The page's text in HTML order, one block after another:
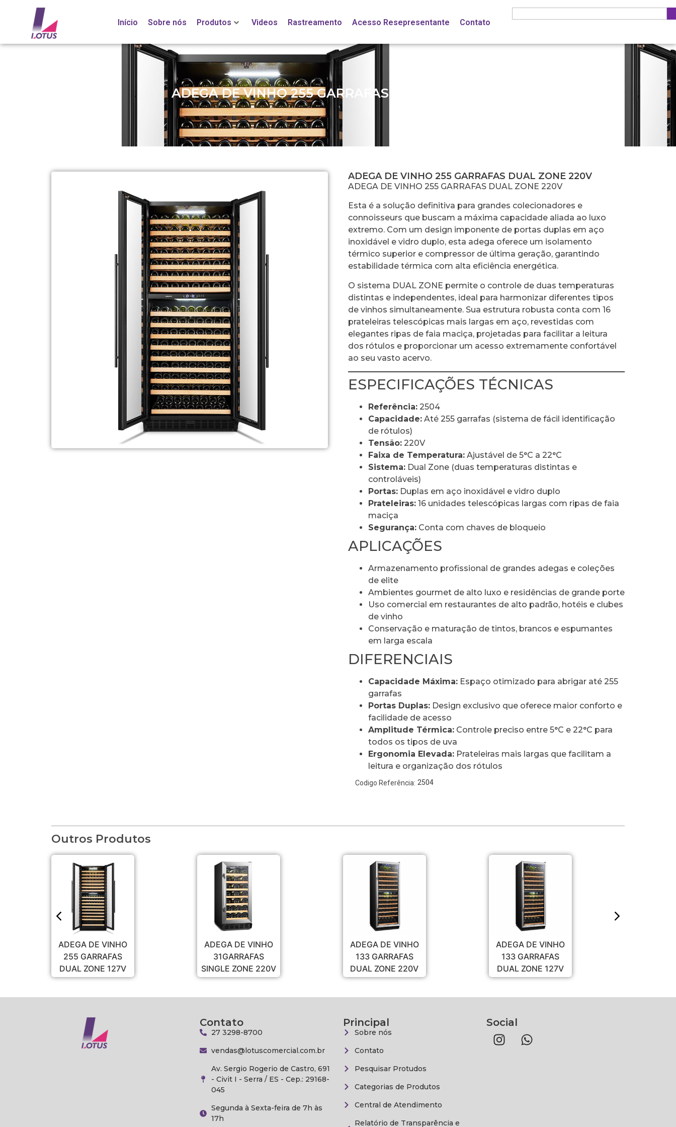
Início Sobre nós Produtos Videos Rastreamento Acesso Resepresentante Contato
ADEGA DE VINHO 255 GARRAFAS DUAL ZONE 220V
ADEGA DE VINHO 255 GARRAFAS DUAL ZONE 220V
ADEGA DE VINHO 255 GARRAFAS DUAL ZONE 220V
Esta é a solução definitiva para grandes colecionadores e
connoisseurs que buscam a máxima capacidade aliada ao luxo
extremo. Com um design imponente de portas duplas em aço
inoxidável e vidro duplo, esta adega oferece um isolamento
térmico superior e compressor de última geração, garantindo
estabilidade térmica com alta eficiência energética.
O sistema DUAL ZONE permite o controle de duas temperaturas
distintas e independentes, ideal para harmonizar diferentes tipos
de vinhos simultaneamente. Sua estrutura robusta conta com 16
prateleiras telescópicas mais largas em aço, revestidas com
elegantes ripas de faia maciça, projetadas para facilitar a leitura
dos rótulos e proporcionar um acesso extremamente confortável
ao seu vasto acervo.
ESPECIFICAÇÕES TÉCNICAS
Referência: 2504
Capacidade: Até 255 garrafas (sistema de fácil identificação
de rótulos)
Tensão: 220V
Faixa de Temperatura: Ajustável de 5°C a 22°C
Sistema: Dual Zone (duas temperaturas distintas e
controláveis)
Portas: Duplas em aço inoxidável e vidro duplo
Prateleiras: 16 unidades telescópicas largas com ripas de faia
maciça
Segurança: Conta com chaves de bloqueio
APLICAÇÕES
Armazenamento profissional de grandes adegas e coleções
de elite
Ambientes gourmet de alto luxo e residências de grande porte
Uso comercial em restaurantes de alto padrão, hotéis e clubes
de vinho
Conservação e maturação de tintos, brancos e espumantes
em larga escala
DIFERENCIAIS
Capacidade Máxima: Espaço otimizado para abrigar até 255
garrafas
Portas Duplas: Design exclusivo que oferece maior conforto e
facilidade de acesso
Amplitude Térmica: Controle preciso entre 5°C e 22°C para
todos os tipos de uva
Ergonomia Elevada: Prateleiras mais largas que facilitam a
leitura e organização dos rótulos
Codigo Referência: 2504
Outros Produtos
ADEGA DE VINHO
255 GARRAFAS
DUAL ZONE 127V
ADEGA DE VINHO
31GARRAFAS
SINGLE ZONE 220V
ADEGA DE VINHO
133 GARRAFAS
DUAL ZONE 220V
ADEGA DE VINHO
133 GARRAFAS
DUAL ZONE 127V
Contato
27 3298-8700
vendas@lotuscomercial.com.br
Av. Sergio Rogerio de Castro, 691
- Civit I - Serra / ES - Cep.: 29168-
045
Segunda à Sexta-feira de 7h às
17h
Principal
Sobre nós
Contato
Pesquisar Protudos
Categorias de Produtos
Central de Atendimento
Relatório de Transparência e
Social